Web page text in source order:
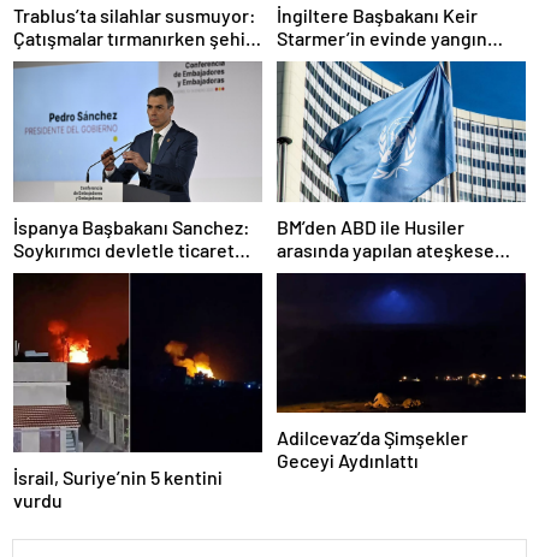
Trablus’ta silahlar susmuyor:
Çatışmalar tırmanırken şehir
alarmda
İngiltere Başbakanı Keir
Starmer’in evinde yangın
çıktı
İspanya Başbakanı Sanchez:
Soykırımcı devletle ticaret
yapmayız
BM’den ABD ile Husiler
arasında yapılan ateşkese
ilişkin değerlendirme
İsrail, Suriye’nin 5 kentini
vurdu
Adilcevaz’da Şimşekler
Geceyi Aydınlattı